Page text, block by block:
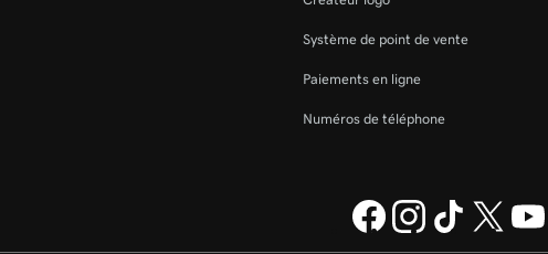
Système de point de vente
Paiements en ligne
Numéros de téléphone